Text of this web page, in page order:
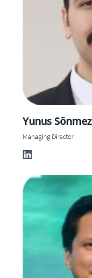
Yunus Sönmez
Managing Director